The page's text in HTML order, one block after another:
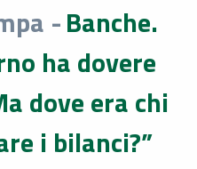
-Banche.
ha dovere
dove era chi
i bilanci?”